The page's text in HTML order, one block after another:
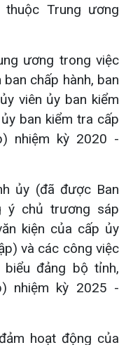
Trung ương
ương trong việc
chấp hành, ban
viên ủy ban kiểm
ban kiểm tra cấp
nhiệm kỳ 2020 -
ủy (đã được Ban
ý chủ trương sáp
kiện của cấp ủy
và các công việc
đảng bộ tỉnh,
nhiệm kỳ 2025 -
hoạt động của